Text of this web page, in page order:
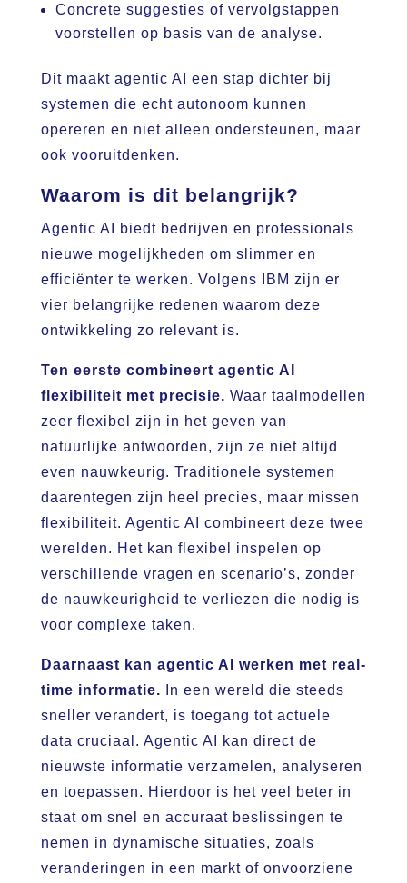
Concrete suggesties of vervolgstappen
voorstellen op basis van de analyse.
Dit maakt agentic AI een stap dichter bij
systemen die echt autonoom kunnen
opereren en niet alleen ondersteunen, maar
ook vooruitdenken.
Waarom is dit belangrijk?
Agentic AI biedt bedrijven en professionals
nieuwe mogelijkheden om slimmer en
efficiënter te werken. Volgens IBM zijn er
vier belangrijke redenen waarom deze
ontwikkeling zo relevant is.
Ten eerste combineert agentic AI
flexibiliteit met precisie. Waar taalmodellen
zeer flexibel zijn in het geven van
natuurlijke antwoorden, zijn ze niet altijd
even nauwkeurig. Traditionele systemen
daarentegen zijn heel precies, maar missen
flexibiliteit. Agentic AI combineert deze twee
werelden. Het kan flexibel inspelen op
verschillende vragen en scenario’s, zonder
de nauwkeurigheid te verliezen die nodig is
voor complexe taken.
Daarnaast kan agentic AI werken met real-
time informatie. In een wereld die steeds
sneller verandert, is toegang tot actuele
data cruciaal. Agentic AI kan direct de
nieuwste informatie verzamelen, analyseren
en toepassen. Hierdoor is het veel beter in
staat om snel en accuraat beslissingen te
nemen in dynamische situaties, zoals
veranderingen in een markt of onvoorziene